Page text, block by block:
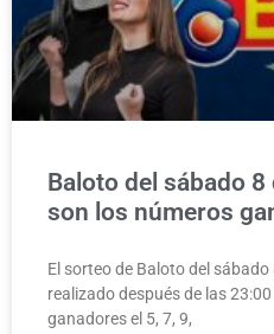
Baloto del sábado
son los números
El sorteo de Baloto del
realizado después de las
ganadores el 5, 7, 9,